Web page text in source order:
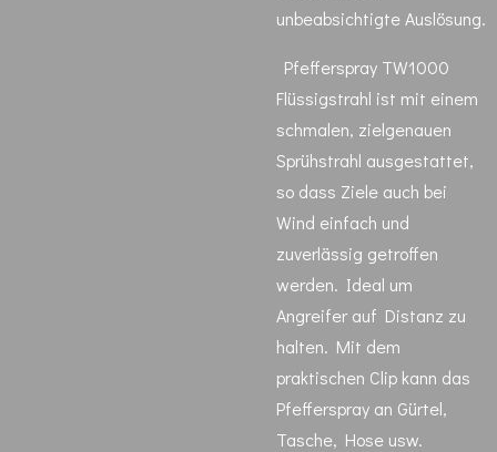
unbeabsichtigte Auslösung.
Pfefferspray TW1000
Flüssigstrahl ist mit einem
schmalen, zielgenauen
Sprühstrahl ausgestattet,
so dass Ziele auch bei
Wind einfach und
zuverlässig getroffen
werden. Ideal um
Angreifer auf Distanz zu
halten. Mit dem
praktischen Clip kann das
Pfefferspray an Gürtel,
Tasche, Hose usw.